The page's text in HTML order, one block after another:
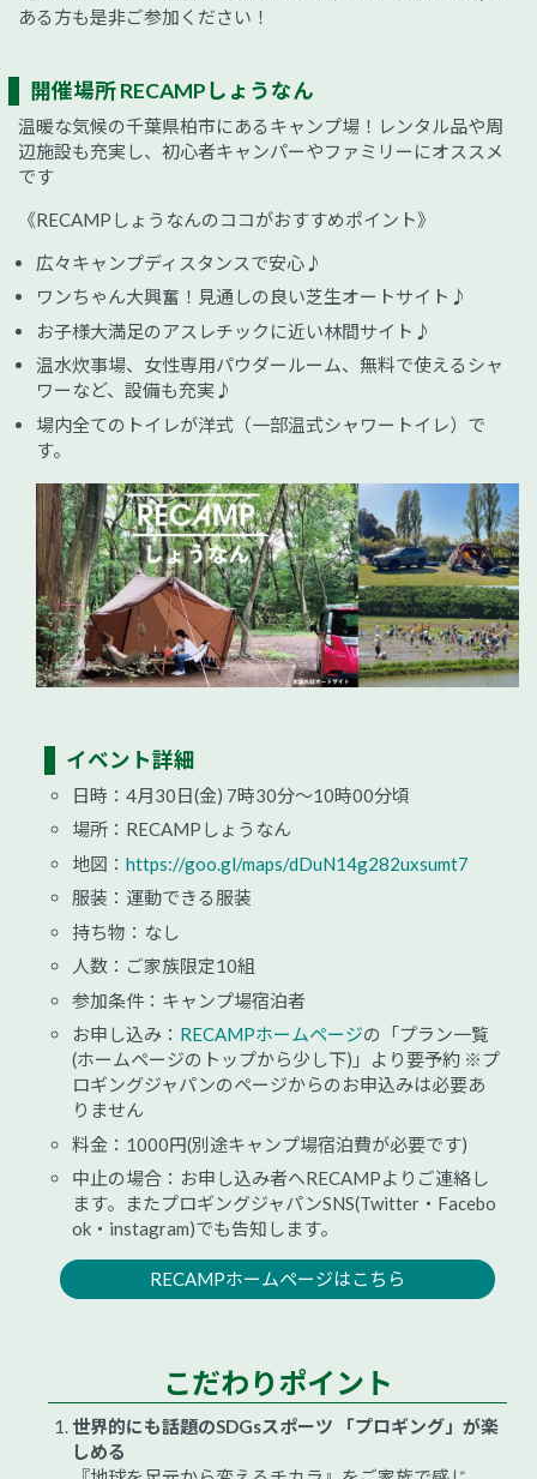
ある方も是非ご参加ください！
開催場所 RECAMPしょうなん
温暖な気候の千葉県柏市にあるキャンプ場！レンタル品や周
辺施設も充実し、初心者キャンパーやファミリーにオススメ
です
《RECAMPしょうなんのココがおすすめポイント》
広々キャンプディスタンスで安心♪
ワンちゃん大興奮！見通しの良い芝生オートサイト♪
お子様大満足のアスレチックに近い林間サイト♪
温水炊事場、女性専用パウダールーム、無料で使えるシャ
ワーなど、設備も充実♪
場内全てのトイレが洋式（一部温式シャワートイレ）で
す。
イベント詳細
日時：4月30日(金) 7時30分～10時00分頃
場所：RECAMPしょうなん
地図： https://goo.gl/maps/dDuN14g282uxsumt7
服装：運動できる服装
持ち物：なし
人数：ご家族限定10組
参加条件：キャンプ場宿泊者
お申し込み： RECAMPホームページの「プラン一覧
(ホームページのトップから少し下)」より要予約 ※プ
ロギングジャパンのページからのお申込みは必要あ
りません
料金：1000円(別途キャンプ場宿泊費が必要です)
中止の場合：お申し込み者へRECAMPよりご連絡し
ます。またプロギングジャパンSNS(Twitter・Facebo
ok・instagram)でも告知します。
RECAMPホームページはこちら
こだわりポイント
世界的にも話題のSDGsスポーツ 「プロギング」が楽
しめる